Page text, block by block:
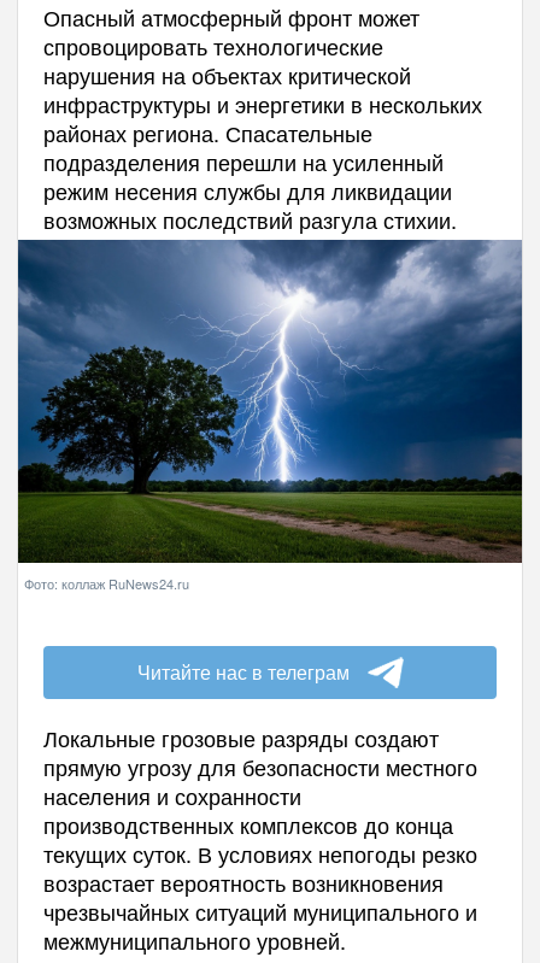
Опасный атмосферный фронт может
спровоцировать технологические
нарушения на объектах критической
инфраструктуры и энергетики в нескольких
районах региона. Спасательные
подразделения перешли на усиленный
режим несения службы для ликвидации
возможных последствий разгула стихии.
Фото: коллаж RuNews24.ru
Читайте нас в телеграм
Локальные грозовые разряды создают
прямую угрозу для безопасности местного
населения и сохранности
производственных комплексов до конца
текущих суток. В условиях непогоды резко
возрастает вероятность возникновения
чрезвычайных ситуаций муниципального и
межмуниципального уровней.